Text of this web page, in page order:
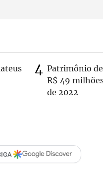
Patrimônio
R$ 49
de 2022